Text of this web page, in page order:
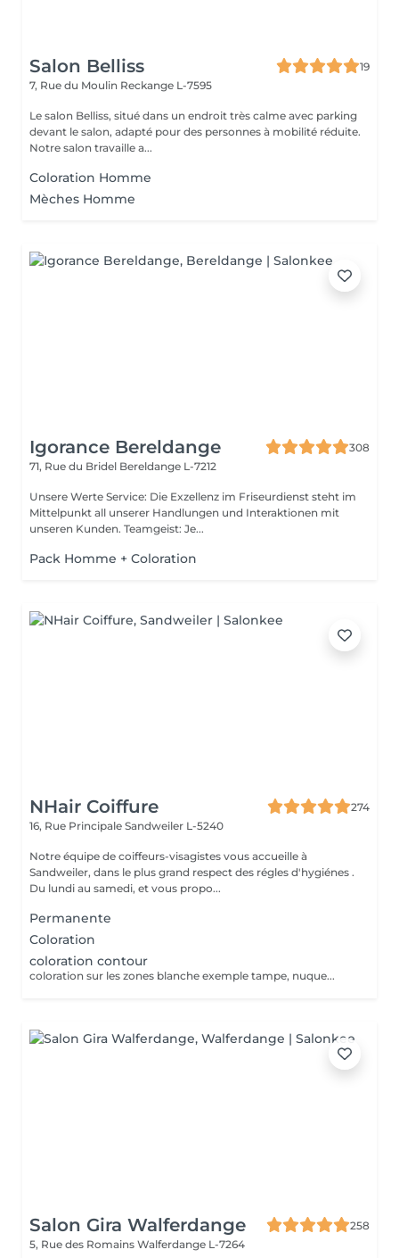
Salon Belliss
19
7, Rue du Moulin Reckange L-7595
Le salon Belliss, situé dans un endroit très calme avec parking
devant le salon, adapté pour des personnes à mobilité réduite.
Notre salon travaille a...
Coloration Homme
Mèches Homme
Igorance Bereldange
308
71, Rue du Bridel Bereldange L-7212
Unsere Werte Service: Die Exzellenz im Friseurdienst steht im
Mittelpunkt all unserer Handlungen und Interaktionen mit
unseren Kunden. Teamgeist: Je...
Pack Homme + Coloration
NHair Coiffure
274
16, Rue Principale Sandweiler L-5240
Notre équipe de coiffeurs-visagistes vous accueille à
Sandweiler, dans le plus grand respect des régles d'hygiénes .
Du lundi au samedi, et vous propo...
Permanente
Coloration
coloration contour
coloration sur les zones blanche exemple tampe, nuque...
Salon Gira Walferdange
258
5, Rue des Romains Walferdange L-7264